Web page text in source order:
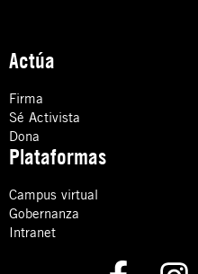
Actúa
Firma
Sé Activista
Dona
Plataformas
Campus virtual
Gobernanza
Intranet